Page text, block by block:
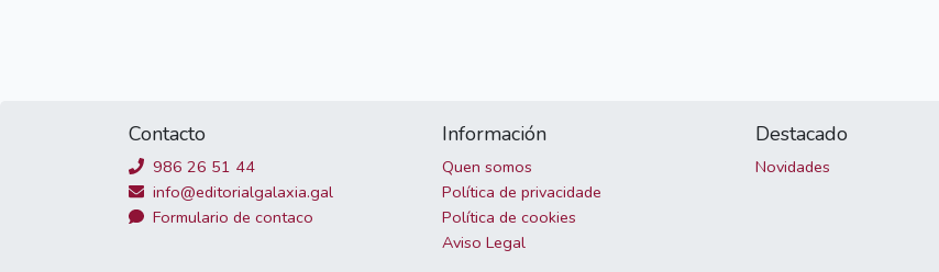
Contacto
986 26 51 44
info@editorialgalaxia.gal
Formulario de contaco
Información
Quen somos
Política de privacidade
Política de cookies
Aviso Legal
Destacado
Novidades